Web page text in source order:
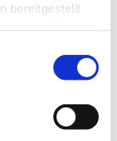
bereitgestellt